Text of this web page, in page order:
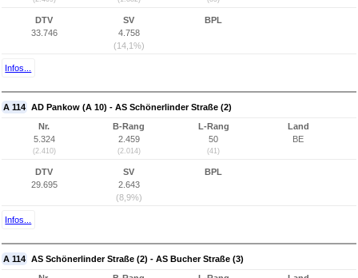
DTV
33.746
SV
4.758
(14,1%)
BPL
Infos...
A 114 AD Pankow (A 10) - AS Schönerlinder Straße (2)
Nr.
5.324
(2.410)
B-Rang
2.459
(2.014)
L-Rang
50
(41)
Land
BE
DTV
29.695
SV
2.643
(8,9%)
BPL
Infos...
A 114 AS Schönerlinder Straße (2) - AS Bucher Straße (3)